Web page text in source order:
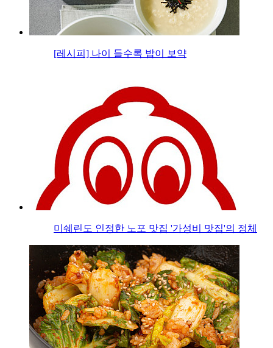
[레시피] 나이 들수록 밥이 보약
미쉐린도 인정한 노포 맛집 '가성비 맛집'의 정체